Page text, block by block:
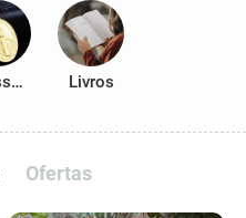
Acessórios Livros
Ofertas